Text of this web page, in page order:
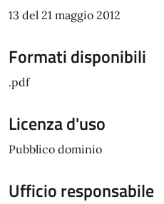
13 del 21 maggio 2012
Formati disponibili
.pdf
Licenza d'uso
Pubblico dominio
Ufficio responsabile